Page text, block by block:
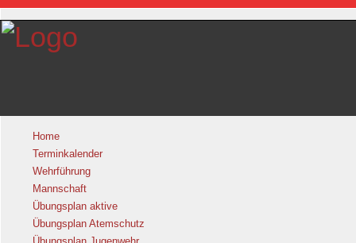
Home
Terminkalender
Wehrführung
Mannschaft
Übungsplan aktive
Übungsplan Atemschutz